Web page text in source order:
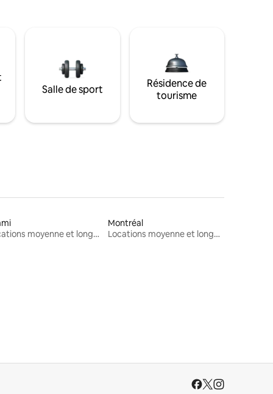
Salle de sport
Résidence de
tourisme
Locations moyenne et longue durée
Montréal
Locations moyenne et longue durée